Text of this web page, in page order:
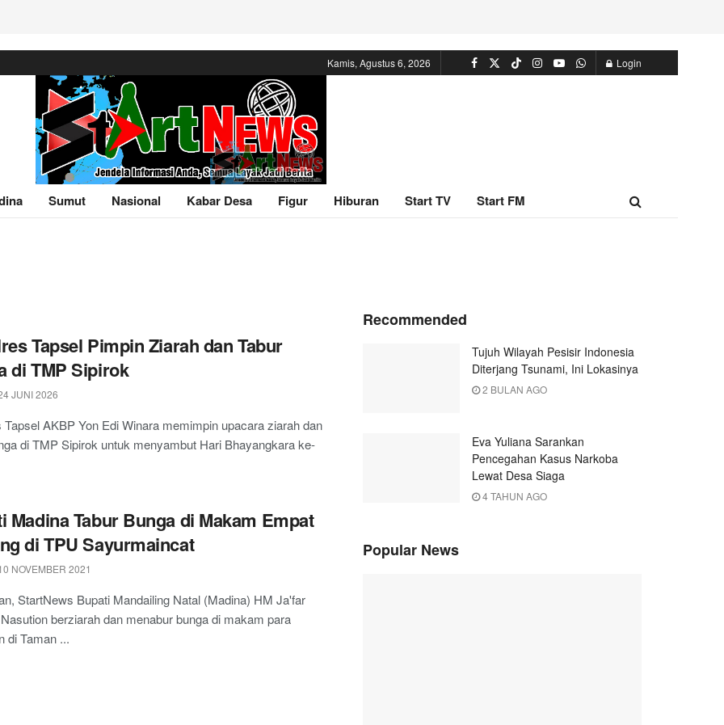
Kamis, Agustus 6, 2026 Login
Sumut Nasional Kabar Desa Figur Hiburan Start TV Start FM
Tapsel Pimpin Ziarah dan Tabur
di TMP Sipirok
JUNI 2026
Tapsel AKBP Yon Edi Winara memimpin upacara ziarah dan
di TMP Sipirok untuk menyambut Hari Bhayangkara ke-
Madina Tabur Bunga di Makam Empat
di TPU Sayurmaincat
NOVEMBER 2021
StartNews Bupati Mandailing Natal (Madina) HM Ja'far
berziarah dan menabur bunga di makam para
di Taman ...
Recommended
Tujuh Wilayah Pesisir Indonesia
Diterjang Tsunami, Ini Lokasinya
2 BULAN AGO
Eva Yuliana Sarankan
Pencegahan Kasus Narkoba
Lewat Desa Siaga
4 TAHUN AGO
Popular News